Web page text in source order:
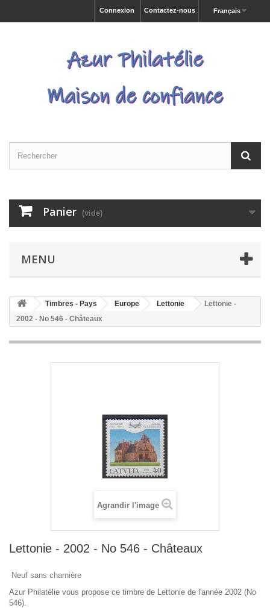
Français
Contactez-nous
Connexion
Panier (vide)
MENU
Timbres - Pays Europe Lettonie
Lettonie -
2002 - No 546 - Châteaux
Agrandir l'image
Lettonie - 2002 - No 546 - Châteaux
Neuf sans charnière
Azur Philatélie vous propose ce timbre de Lettonie de l'année 2002 (No
546).